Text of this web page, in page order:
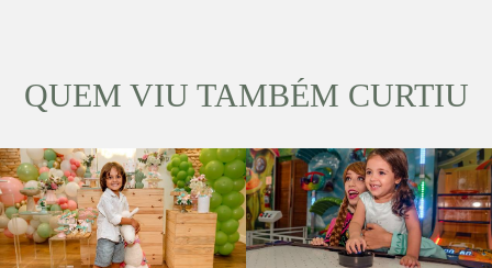
QUEM VIU TAMBÉM CURTIU